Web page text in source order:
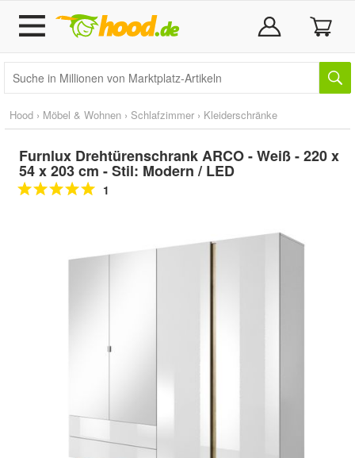
Hood › Möbel & Wohnen › Schlafzimmer › Kleiderschränke
Furnlux Drehtürenschrank ARCO - Weiß - 220 x
54 x 203 cm - Stil: Modern / LED
1